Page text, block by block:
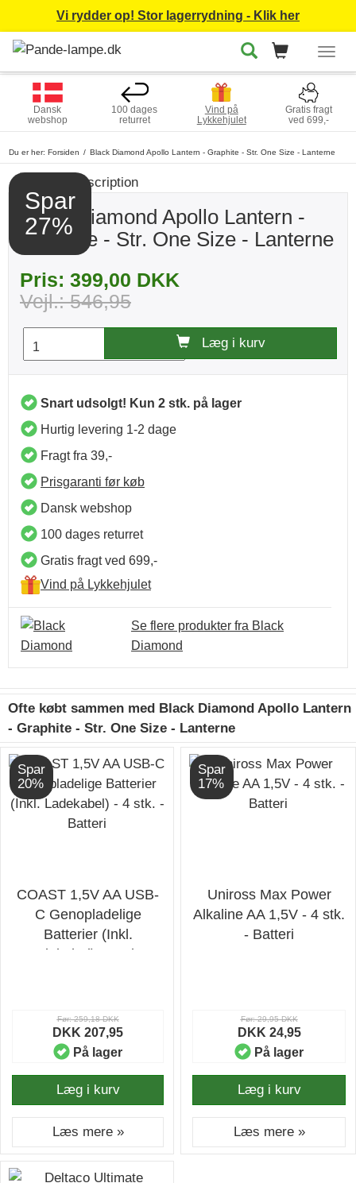
Vi rydder op! Stor lagerrydning - Klik her
Dansk
webshop
100 dages
returret
Vind på
Lykkehjulet
Gratis fragt
ved 699,-
Du er her: Forsiden Black Diamond Apollo Lantern - Graphite - Str. One Size - Lanterne
Spar
27%
Black Diamond Apollo Lantern -
Graphite - Str. One Size - Lanterne
Pris: 399,00 DKK
Vejl.: 546,95
Læg i kurv
Snart udsolgt! Kun 2 stk. på lager
Hurtig levering 1-2 dage
Fragt fra 39,-
Prisgaranti før køb
Dansk webshop
100 dages returret
Gratis fragt ved 699,-
Vind på Lykkehjulet
Se flere produkter fra Black
Diamond
Ofte købt sammen med Black Diamond Apollo Lantern
- Graphite - Str. One Size - Lanterne
Spar
20%
COAST 1,5V AA USB-
C Genopladelige
Batterier (Inkl.
Ladekabel) - 4 stk. -
Før: 259,18 DKK
DKK 207,95
På lager
Læg i kurv
Læs mere »
Spar
17%
Uniross Max Power
Alkaline AA 1,5V - 4 stk.
- Batteri
Før: 29,95 DKK
DKK 24,95
På lager
Læg i kurv
Læs mere »